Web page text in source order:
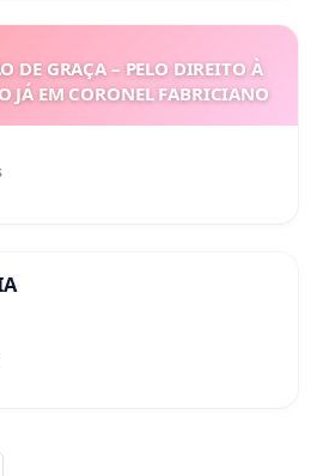
DE GRAÇA – PELO DIREITO À
JÁ EM CORONEL FABRICIANO